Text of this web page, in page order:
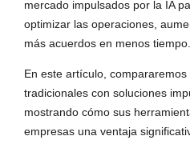
mercado impulsados por la IA
optimizar las operaciones,
más acuerdos en menos tiempo.
En este artículo,
tradicionales con soluciones
mostrando cómo sus
empresas una ventaja